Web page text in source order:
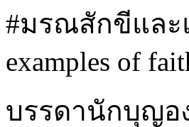
#มรณสักขีและ
examples of
บรรดานักบุญอ